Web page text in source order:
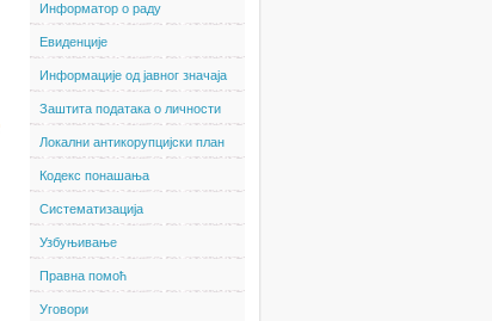
Информатор о раду
Евиденције
Информације од јавног значаја
Заштита података о личности
Локални антикорупцијски план
Кодекс понашања
Систематизација
Узбуњивање
Правна помоћ
Уговори